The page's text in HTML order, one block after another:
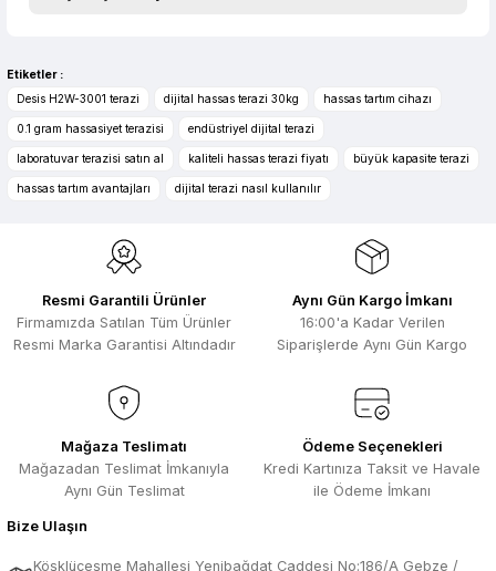
Ürün resmi kalitesiz, bozuk veya görüntülenemiyor.
Ürün açıklamasında eksik bilgiler bulunuyor.
Ürün bilgilerinde hatalar bulunuyor.
Ürün fiyatı diğer sitelerden daha pahalı.
Selim Toprak | 04/08/2026
Zengin ürün çesidi ve belirli marka
bulunuyor. Özellikle unit ,prolink ,gibi
ürünlerin ithalatçısı olması hasebi ile
Kısa sürede geldi. Ürünler de iyi
sarılmıştı. Gayet iyi
F... D... | 06/07/2026
Makine çok iyi herkese tavsiye
ediyorum güçlü bir havya
A... A... | 23/04/2026
Etiketler :
Desis H2W-3001 terazi
dijital hassas terazi 30kg hassas tartım cihazı
0.1 gram hassasiyet terazisi endüstriyel dijital terazi
laboratuvar terazisi satın al kaliteli hassas terazi fiyatı büyük kapasite terazi
hassas tartım avantajları dijital terazi nasıl kullanılır
Resmi Garantili Ürünler
Firmamızda Satılan Tüm Ürünler
Resmi Marka Garantisi Altındadır
Aynı Gün Kargo İmkanı
16:00'a Kadar Verilen
Siparişlerde Aynı Gün Kargo
Mağaza Teslimatı
Mağazadan Teslimat İmkanıyla
Aynı Gün Teslimat
Ödeme Seçenekleri
Kredi Kartınıza Taksit ve Havale
ile Ödeme İmkanı
Bize Ulaşın
Köşklüçeşme Mahallesi Yenibağdat Caddesi No:186/A Gebze /